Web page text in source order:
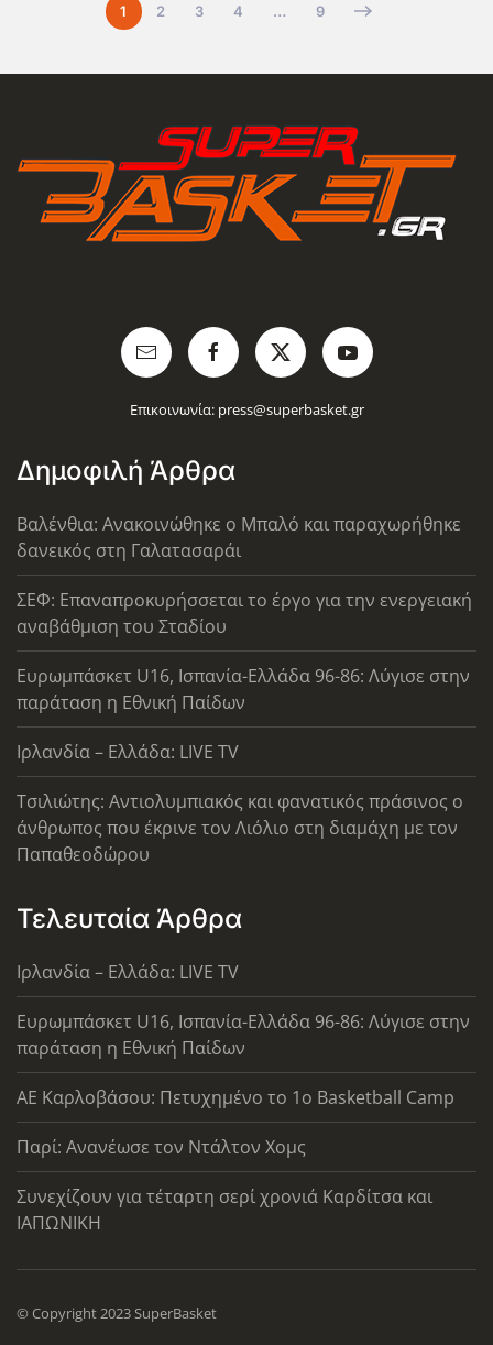
1 2 3 4 … 9
Επικοινωνία: press@superbasket.gr
Δημοφιλή Άρθρα
Βαλένθια: Ανακοινώθηκε ο Μπαλό και παραχωρήθηκε
δανεικός στη Γαλατασαράι
ΣΕΦ: Επαναπροκυρήσσεται το έργο για την ενεργειακή
αναβάθμιση του Σταδίου
Ευρωμπάσκετ U16, Ισπανία-Ελλάδα 96-86: Λύγισε στην
παράταση η Εθνική Παίδων
Ιρλανδία – Ελλάδα: LIVE TV
Τσιλιώτης: Αντιολυμπιακός και φανατικός πράσινος ο
άνθρωπος που έκρινε τον Λιόλιο στη διαμάχη με τον
Παπαθεοδώρου
Τελευταία Άρθρα
Ιρλανδία – Ελλάδα: LIVE TV
Ευρωμπάσκετ U16, Ισπανία-Ελλάδα 96-86: Λύγισε στην
παράταση η Εθνική Παίδων
ΑΕ Καρλοβάσου: Πετυχημένο το 1ο Basketball Camp
Παρί: Ανανέωσε τον Ντάλτον Χομς
Συνεχίζουν για τέταρτη σερί χρονιά Καρδίτσα και
ΙΑΠΩΝΙΚΗ
© Copyright 2023 SuperBasket